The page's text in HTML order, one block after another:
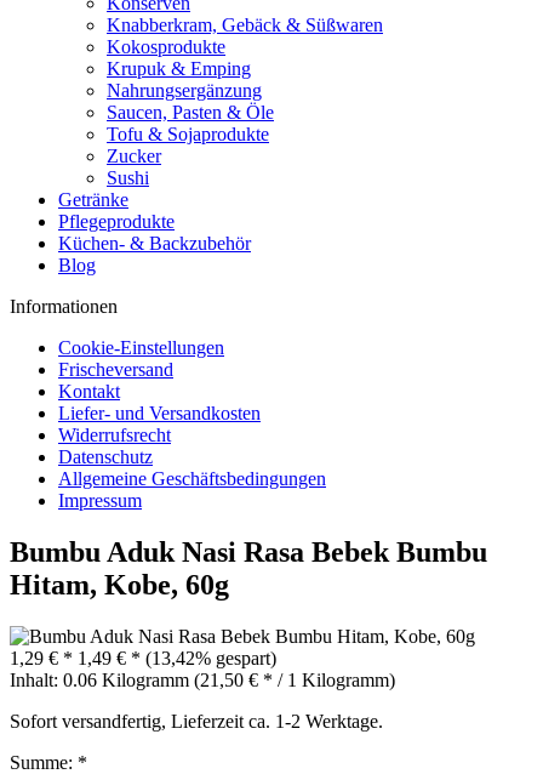
Knabberkram, Gebäck & Süßwaren
Kokosprodukte
Krupuk & Emping
Nahrungsergänzung
Saucen, Pasten & Öle
Tofu & Sojaprodukte
Zucker
Sushi
Getränke
Pflegeprodukte
Küchen- & Backzubehör
Blog
Informationen
Cookie-Einstellungen
Frischeversand
Kontakt
Liefer- und Versandkosten
Widerrufsrecht
Datenschutz
Allgemeine Geschäftsbedingungen
Impressum
Bumbu Aduk Nasi Rasa Bebek Bumbu
Hitam, Kobe, 60g
1,29 € * 1,49 € * (13,42% gespart)
Inhalt: 0.06 Kilogramm (21,50 € * / 1 Kilogramm)
Sofort versandfertig, Lieferzeit ca. 1-2 Werktage.
Summe: *